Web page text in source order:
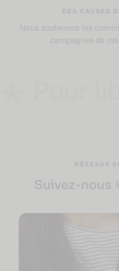
DES CAUSES
Nous soutenons les
campagnes de
RÉSEAUX
Suivez-nous